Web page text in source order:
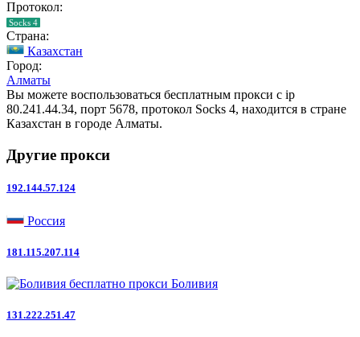
Протокол:
Socks 4
Страна:
Казахстан
Город:
Алматы
Вы можете воспользоваться бесплатным прокси с ip
80.241.44.34, порт 5678, протокол Socks 4, находится в стране
Казахстан в городе Алматы.
Другие прокси
192.144.57.124
Россия
181.115.207.114
Боливия
131.222.251.47